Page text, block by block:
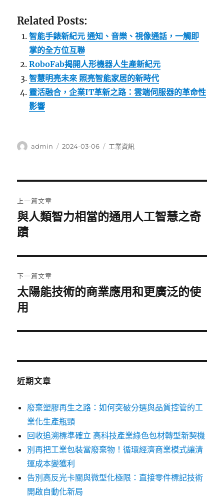
Related Posts:
智能手錶新紀元 通知、音樂、視像通話，一觸即
掌的全方位互聯
RoboFab揭開人形機器人生產新紀元
智慧明亮未來 照亮智能家居的新時代
靈活融合，企業IT革新之路：雲端伺服器的革命性
影響
作
admin
發
2024-03-06
分
工業資訊
章
導
覽
上一篇文章
上
一
文
章:
與人類智力相當的通用人工智慧之奇
蹟
下一篇文章
下
一
文
太陽能技術的商業應用和更廣泛的使
用
近期文章
廢棄塑膠再生之路：如何突破分選與品質控管的工
業化生產瓶頸
回收追溯標準確立 高科技產業綠色包材轉型新契機
別再把工業包裝當廢棄物！循環經濟商業模式讓清
運成本變獲利
告別高反光卡關與微型化極限：直接零件標記技術
開啟自動化新局